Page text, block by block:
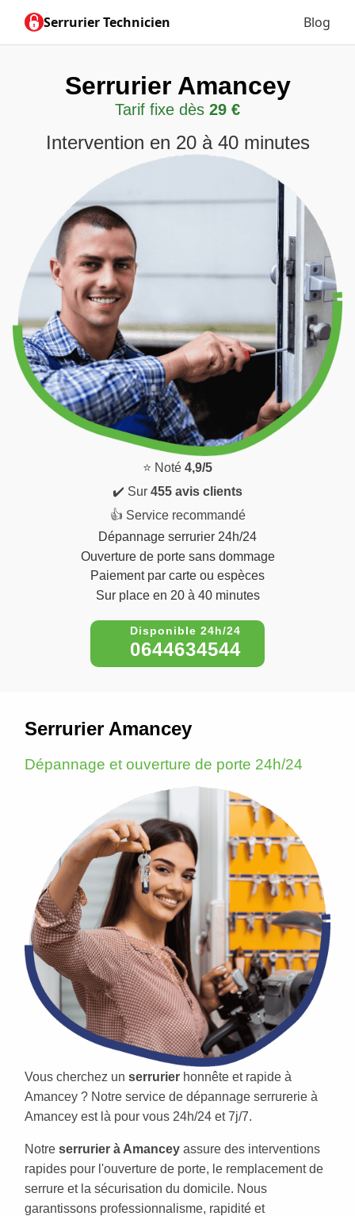
Serrurier Technicien Blog
Serrurier Amancey
Tarif fixe dès 29 €
Intervention en 20 à 40 minutes
⭐ Noté 4,9/5
✔️ Sur 455 avis clients
👍 Service recommandé
Dépannage serrurier 24h/24
Ouverture de porte sans dommage
Paiement par carte ou espèces
Sur place en 20 à 40 minutes
0644634544
Serrurier Amancey
Dépannage et ouverture de porte 24h/24
Vous cherchez un serrurier honnête et rapide à
Amancey ? Notre service de dépannage serrurerie à
Amancey est là pour vous 24h/24 et 7j/7.
Notre serrurier à Amancey assure des interventions
rapides pour l'ouverture de porte, le remplacement de
serrure et la sécurisation du domicile. Nous
garantissons professionnalisme, rapidité et